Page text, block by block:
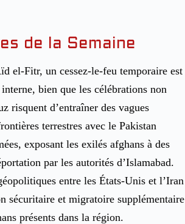
de la Semaine
el-Fitr, un cessez-le-feu temporaire est
bien que les célébrations non
risquent d’entraîner des vagues
terrestres avec le Pakistan
exposant les exilés afghans à des
par les autorités d’Islamabad.
entre les États-Unis et l’Iran
sécuritaire et migratoire supplémentaire
présents dans la région.